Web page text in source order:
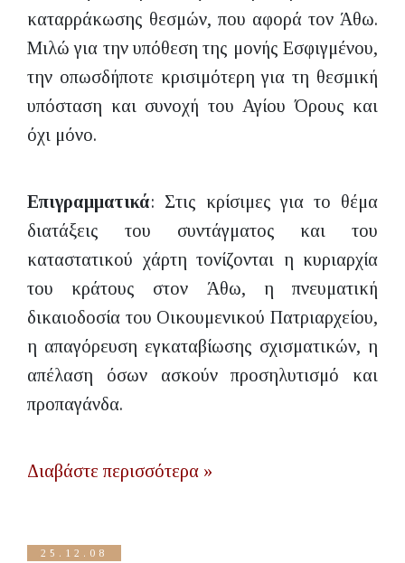
καταρράκωσης θεσμών, που αφορά τον Άθω.
Μιλώ για την υπόθεση της μονής Εσφιγμένου,
την οπωσδήποτε κρισιμότερη για τη θεσμική
υπόσταση και συνοχή του Αγίου Όρους και
όχι μόνο.
Επιγραμματικά: Στις κρίσιμες για το θέμα
διατάξεις του συντάγματος και του
καταστατικού χάρτη τονίζονται η κυριαρχία
του κράτους στον Άθω, η πνευματική
δικαιοδοσία του Οικουμενικού Πατριαρχείου,
η απαγόρευση εγκαταβίωσης σχισματικών, η
απέλαση όσων ασκούν προσηλυτισμό και
προπαγάνδα.
Διαβάστε περισσότερα »
25.12.08